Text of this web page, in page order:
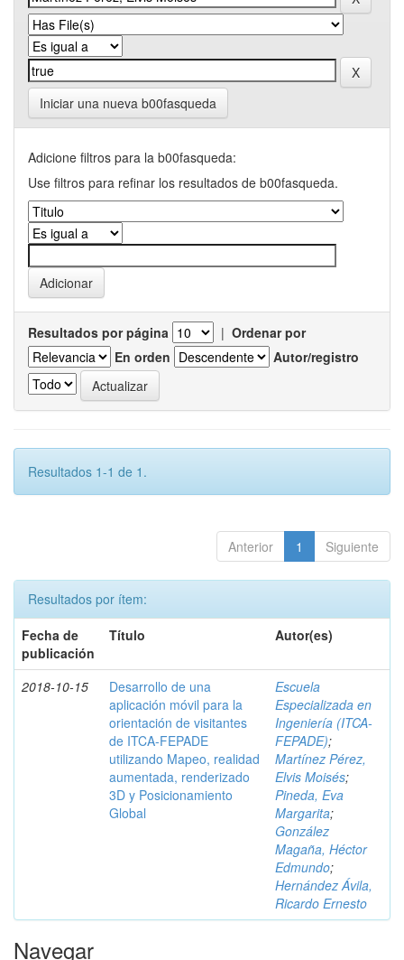
Iniciar una nueva b00fasqueda
Adicione filtros para la b00fasqueda:
Use filtros para refinar los resultados de b00fasqueda.
Resultados por página | Ordenar por
En orden
Autor/registro
Resultados 1-1 de 1.
Anterior 1 Siguiente
Resultados por ítem:
Fecha de
publicación
Título Autor(es)
2018-10-15
Desarrollo de una
aplicación móvil para la
orientación de visitantes
de ITCA-FEPADE
utilizando Mapeo, realidad
aumentada, renderizado
3D y Posicionamiento
Global
Escuela
Especializada en
Ingeniería (ITCA-
FEPADE);
Martínez Pérez,
Elvis Moisés;
Pineda, Eva
Margarita;
González
Magaña, Héctor
Edmundo;
Hernández Ávila,
Ricardo Ernesto
Navegar